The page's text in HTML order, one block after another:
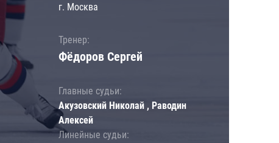
г. Москва
Тренер:
Фёдоров Сергей
Главные судьи:
Акузовский Николай , Раводин
Алексей
Линейные судьи: